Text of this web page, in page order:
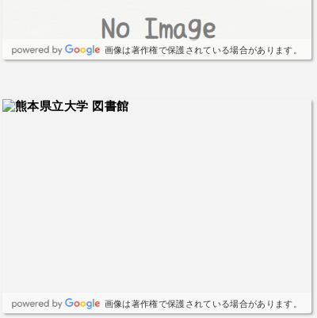
画像は著作権で保護されている場合があります。
画像は著作権で保護されている場合があります。